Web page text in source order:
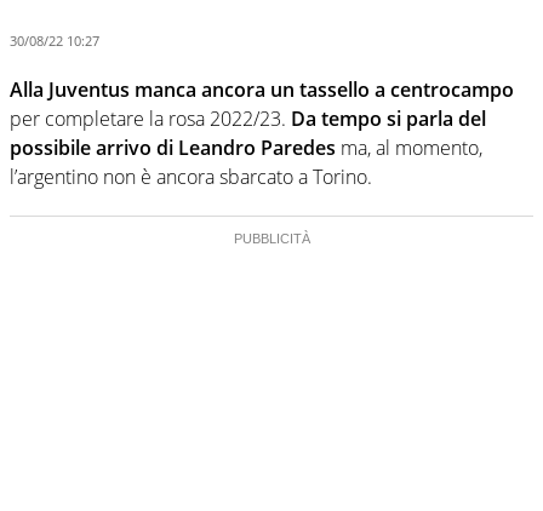
30/08/22 10:27
Alla Juventus manca ancora un tassello a centrocampo
per completare la rosa 2022/23. Da tempo si parla del
possibile arrivo di Leandro Paredes ma, al momento,
l’argentino non è ancora sbarcato a Torino.